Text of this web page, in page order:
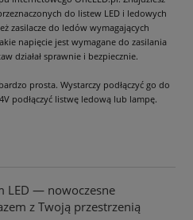
do listew LED i ledowych
zasilacze do ledów wymagających
napięcie jest wymagane do zasilania
działał sprawnie i bezpiecznie.
prosta. Wystarczy podłączyć go do
podłączyć listwę ledową lub lampę.
LED — nowoczesne
z Twoją przestrzenią